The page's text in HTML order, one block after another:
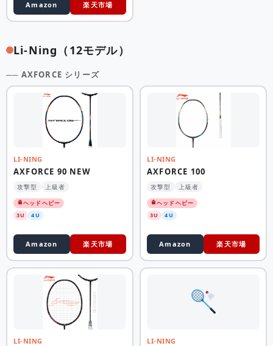
Amazon 楽天市場
Li-Ning（12モデル）
── AXFORCE シリーズ
LI-NING
AXFORCE 90 NEW
攻撃型 上級者
ヘッドヘビー
3U
4U
Amazon 楽天市場
LI-NING
AXFORCE 100
攻撃型 上級者
ヘッドヘビー
3U
4U
Amazon 楽天市場
LI-NING LI-NING